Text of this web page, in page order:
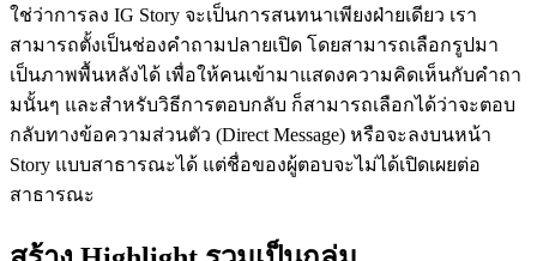
ใช่ว่าการลง IG Story จะเป็นการสนทนาเพียงฝ่ายเดียว เรา
สามารถตั้งเป็นช่องคำถามปลายเปิด โดยสามารถเลือกรูปมา
เป็นภาพพื้นหลังได้ เพื่อให้คนเข้ามาแสดงความคิดเห็นกับคำถา
มนั้นๆ และสำหรับวิธีการตอบกลับ ก็สามารถเลือกได้ว่าจะตอบ
กลับทางข้อความส่วนตัว (Direct Message) หรือจะลงบนหน้า
Story แบบสาธารณะได้ แต่ชื่อของผู้ตอบจะไม่ได้เปิดเผยต่อ
สาธารณะ